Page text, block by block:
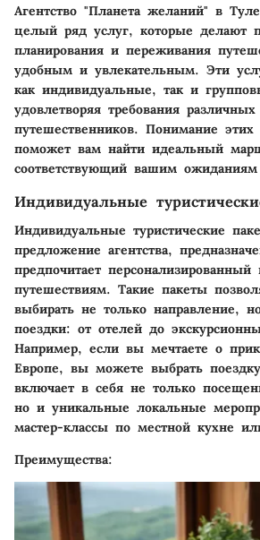
Агентство "Планета желаний" в
целый ряд услуг, которые делают
планирования и переживания
удобным и увлекательным. Эти
как индивидуальные, так и
удовлетворяя требования
путешественников. Понимание
поможет вам найти идеальный
соответствующий вашим
Индивидуальные
Индивидуальные туристические
предложение агентства,
предпочитает
путешествиям. Такие пакеты
выбирать не только направление,
поездки: от отелей до
Например, если вы мечтаете о
Европе, вы можете выбрать
включает в себя не только
но и уникальные локальные
мастер-классы по местной кухне
Преимущества: